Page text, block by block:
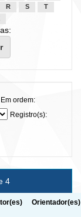
R S
T
Em ordem:
Registro(s):
4
Orientador(es)